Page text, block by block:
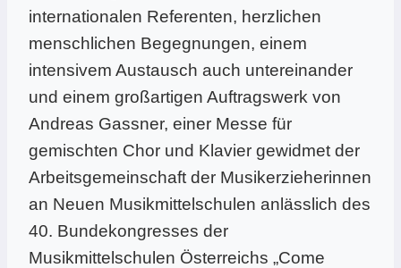
internationalen Referenten, herzlichen
menschlichen Begegnungen, einem
intensivem Austausch auch untereinander
und einem großartigen Auftragswerk von
Andreas Gassner, einer Messe für
gemischten Chor und Klavier gewidmet der
Arbeitsgemeinschaft der Musikerzieherinnen
an Neuen Musikmittelschulen anlässlich des
40. Bundekongresses der
Musikmittelschulen Österreichs „Come